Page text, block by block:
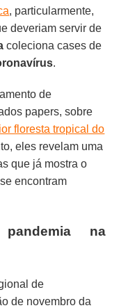
, particularmente,
deveriam servir de
coleciona cases de
.
de
papers, sobre
floresta tropical do
eles revelam uma
que já mostra o
encontram
na
de
de novembro da